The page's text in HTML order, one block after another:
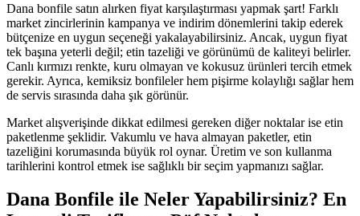
Dana bonfile satın alırken fiyat karşılaştırması yapmak şart! Farklı
market zincirlerinin kampanya ve indirim dönemlerini takip ederek
bütçenize en uygun seçeneği yakalayabilirsiniz. Ancak, uygun fiyat
tek başına yeterli değil; etin tazeliği ve görünümü de kaliteyi belirler.
Canlı kırmızı renkte, kuru olmayan ve kokusuz ürünleri tercih etmek
gerekir. Ayrıca, kemiksiz bonfileler hem pişirme kolaylığı sağlar hem
de servis sırasında daha şık görünür.
Market alışverişinde dikkat edilmesi gereken diğer noktalar ise etin
paketlenme şeklidir. Vakumlu ve hava almayan paketler, etin
tazeliğini korumasında büyük rol oynar. Üretim ve son kullanma
tarihlerini kontrol etmek ise sağlıklı bir seçim yapmanızı sağlar.
Dana Bonfile ile Neler Yapabilirsiniz? En